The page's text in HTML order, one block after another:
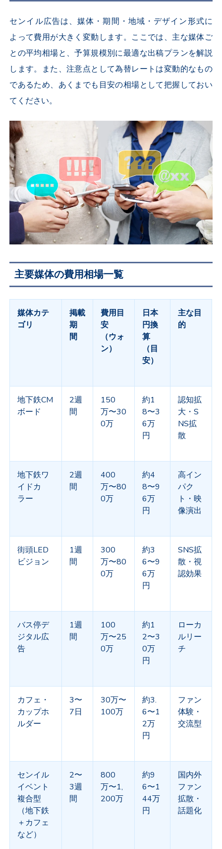
センイル広告は、媒体・期間・地域・デザイン形式に
よって費用が大きく変動します。ここでは、主な媒体ご
との平均相場と、予算規模別に最適な出稿プランを解説
します。また、注意点として為替レートは変動的なもの
であるため、あくまでも目安の相場として把握しておい
てください。
主要媒体の費用相場一覧
媒体カテ
ゴリ
掲載
期
間
費用目
安
（ウォ
ン）
日本
円換
算
（目
安）
主な目
的
地下鉄CM
ボード
2週
間
150
万〜30
0万
約1
8〜3
6万
円
認知拡
大・S
NS拡
散
地下鉄ワ
イドカ
ラー
2週
間
400
万〜80
0万
約4
8〜9
6万
円
高イン
パク
ト・映
像演出
街頭LED
ビジョン
1週
間
300
万〜80
0万
約3
6〜9
6万
円
SNS拡
散・視
認効果
バス停デ
ジタル広
告
1週
間
100
万〜25
0万
約1
2〜3
0万
円
ローカ
ルリー
チ
カフェ・
カップホ
ルダー
3〜
7日
30万〜
100万
約3.
6〜1
2万
円
ファン
体験・
交流型
センイル
イベント
複合型
（地下鉄
＋カフェ
など）
2〜
3週
間
800
万〜1,
200万
約9
6〜1
44万
円
国内外
ファン
拡散・
話題化